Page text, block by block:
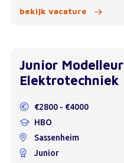
bekijk vacature
Junior Modelleur
Elektrotechniek
€2800 - €4000
HBO
Sassenheim
Junior